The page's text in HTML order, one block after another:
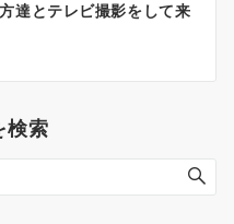
達とテレビ撮影をして来
検索